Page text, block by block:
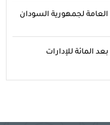
العامة لجمهورية السودان
المائة للإدارات